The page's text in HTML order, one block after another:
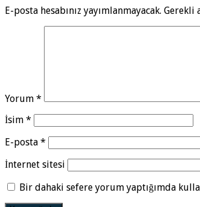
E-posta hesabınız yayımlanmayacak. Gerekli
Yorum *
İsim *
E-posta *
İnternet sitesi
Bir dahaki sefere yorum yaptığımda